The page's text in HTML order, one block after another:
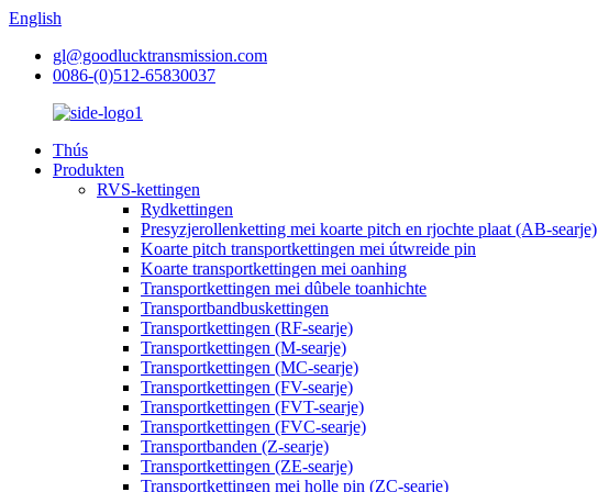
English
gl@goodlucktransmission.com
0086-(0)512-65830037
Thús
Produkten
RVS-kettingen
Rydkettingen
Presyzjerollenketting mei koarte pitch en rjochte plaat (AB-searje)
Koarte pitch transportkettingen mei útwreide pin
Koarte transportkettingen mei oanhing
Transportkettingen mei dûbele toanhichte
Transportbandbuskettingen
Transportkettingen (RF-searje)
Transportkettingen (M-searje)
Transportkettingen (MC-searje)
Transportkettingen (FV-searje)
Transportkettingen (FVT-searje)
Transportkettingen (FVC-searje)
Transportbanden (Z-searje)
Transportkettingen (ZE-searje)
Transportkettingen mei holle pin (ZC-searje)